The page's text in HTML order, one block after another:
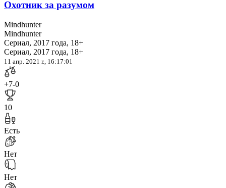
Охотник за разумом
Mindhunter
Mindhunter
Сериал, 2017 года, 18+
Сериал, 2017 года, 18+
11 апр. 2021 г., 16:17:01
+7-0
10
Есть
Нет
Нет